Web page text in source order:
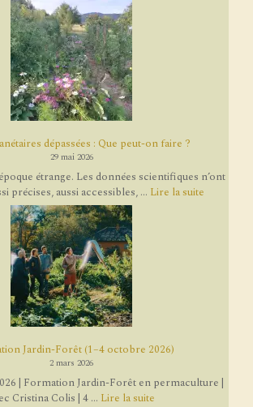
dépassées : Que peut-on faire ?
29 mai 2026
étrange. Les données scientifiques n’ont
précises, aussi accessibles, ... Lire la suite
Jardin-Forêt (1–4 octobre 2026)
2 mars 2026
| Formation Jardin-Forêt en permaculture |
Cristina Colis | 4 ... Lire la suite